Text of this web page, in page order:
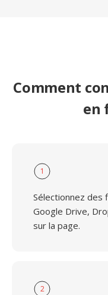
Comment
en
1
Sélectionnez des
Google Drive,
sur la page.
2